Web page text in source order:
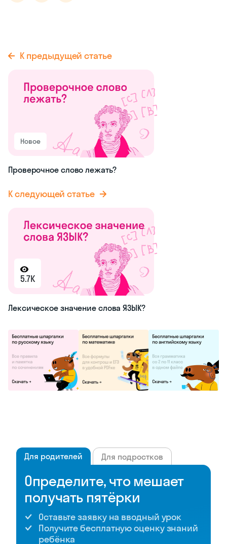
К предыдущей статье
Новое
Проверочное слово лежать?
К следующей статье
5.7K
Лексическое значение слова ЯЗЫК?
Для родителей Для подростков
Определите, что мешает
получать пятёрки
Оставьте заявку на вводный урок
Получите бесплатную оценку знаний
ребёнка